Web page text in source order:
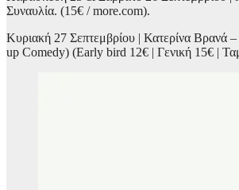
Συναυλία. (15€ / more.com).
Κυριακή 27 Σεπτεμβρίου | Κατερίνα Βρανά
up Comedy) (Early bird 12€ | Γενική 15€ |